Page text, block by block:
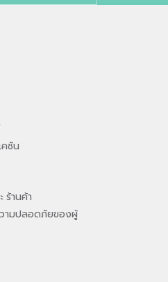
ชัน
ร้านค้า
ามปลอดภัยของผู้